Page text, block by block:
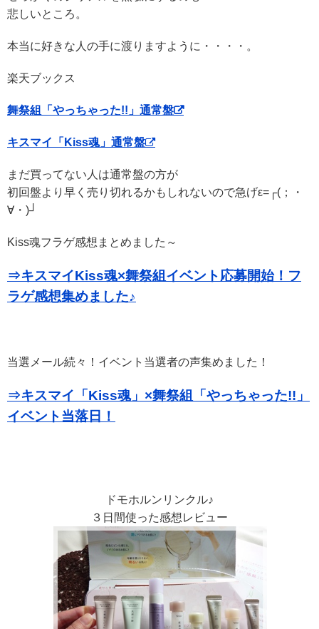
悲しいところ。
本当に好きな人の手に渡りますように・・・・。
楽天ブックス
舞祭組「やっちゃった!!」通常盤
キスマイ「Kiss魂」通常盤
まだ買ってない人は通常盤の方が
初回盤より早く売り切れるかもしれないので急げε=┌(；・
∀・)┘
Kiss魂フラゲ感想まとめました～
⇒キスマイKiss魂×舞祭組イベント応募開始！フ
ラゲ感想集めました♪
当選メール続々！イベント当選者の声集めました！
⇒キスマイ「Kiss魂」×舞祭組「やっちゃった!!」
イベント当落日！
ドモホルンリンクル♪
３日間使った感想レビュー